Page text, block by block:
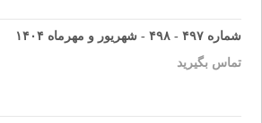
شماره ۴۹۷ - ۴۹۸ - شهریور و مهرماه ۱۴۰۴
تماس بگیرید